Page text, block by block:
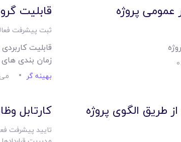
مرکز آموزش
امکانات
سیستم ها
لیست قیمت
عمومی پروژه
0
قابلیت
ثبت پیشرفت
قابلیت
زمان بندی
بهینه گر می 4,
طریق الگوی پروژه کارتابل
تایید پیشرفت